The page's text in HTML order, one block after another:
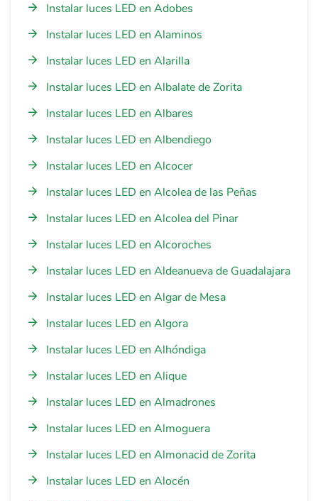
Instalar luces LED en Adobes
Instalar luces LED en Alaminos
Instalar luces LED en Alarilla
Instalar luces LED en Albalate de Zorita
Instalar luces LED en Albares
Instalar luces LED en Albendiego
Instalar luces LED en Alcocer
Instalar luces LED en Alcolea de las Peñas
Instalar luces LED en Alcolea del Pinar
Instalar luces LED en Alcoroches
Instalar luces LED en Aldeanueva de Guadalajara
Instalar luces LED en Algar de Mesa
Instalar luces LED en Algora
Instalar luces LED en Alhóndiga
Instalar luces LED en Alique
Instalar luces LED en Almadrones
Instalar luces LED en Almoguera
Instalar luces LED en Almonacid de Zorita
Instalar luces LED en Alocén